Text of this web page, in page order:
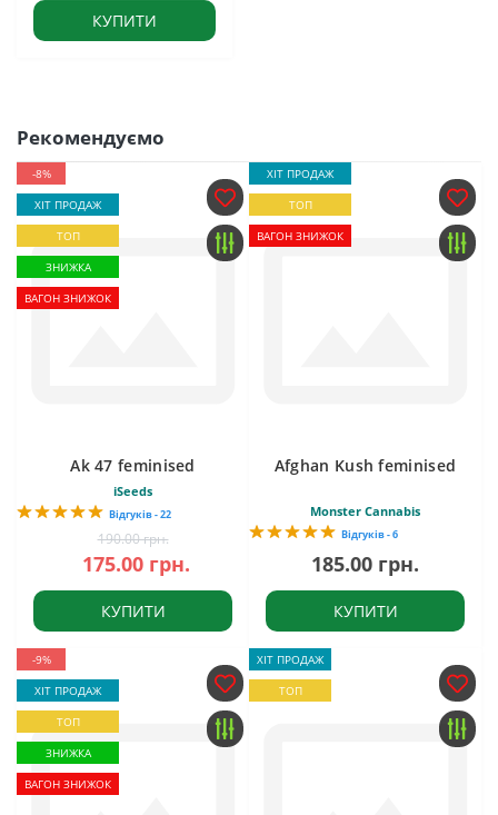
КУПИТИ
Рекомендуємо
-8%
ХІТ ПРОДАЖ
ТОП
ЗНИЖКА
ВАГОН ЗНИЖОК
Ak 47 feminised
iSeeds
Відгуків - 22
190.00 грн.
175.00 грн.
КУПИТИ
ХІТ ПРОДАЖ
ТОП
ВАГОН ЗНИЖОК
Afghan Kush feminised
Monster Cannabis
Відгуків - 6
185.00 грн.
КУПИТИ
-9%
ХІТ ПРОДАЖ
ТОП
ЗНИЖКА
ВАГОН ЗНИЖОК
ХІТ ПРОДАЖ
ТОП